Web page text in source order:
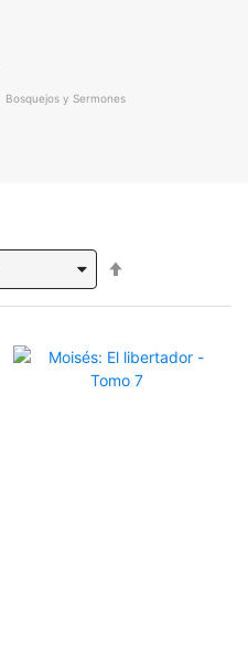
Bosquejos y Sermones